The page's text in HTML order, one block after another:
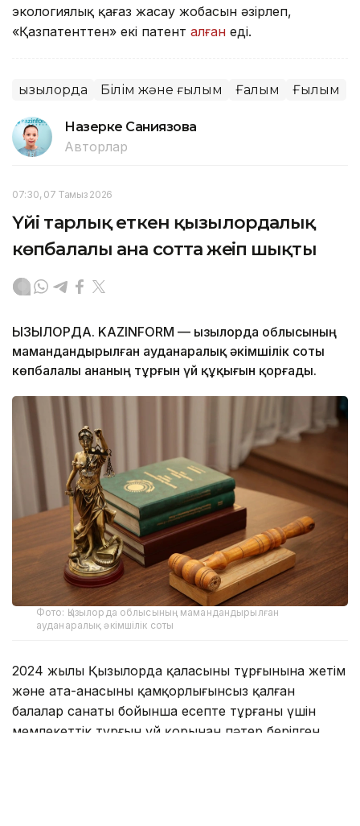
экологиялық қағаз жасау жобасын әзірлеп,
«Қазпатенттен» екі патент алған еді.
Қызылорда Білім және ғылым Ғалым Ғылым
Назерке Саниязова
Авторлар
07:30, 07 Тамыз 2026
Үйі тарлық еткен қызылордалық
көпбалалы ана сотта жеңіп шықты
ҚЫЗЫЛОРДА. KAZINFORM — Қызылорда облысының
мамандандырылған ауданаралық әкімшілік соты
көпбалалы ананың тұрғын үй құқығын қорғады.
Фото: Қызылорда облысының мамандандырылған
ауданаралық әкімшілік соты
2024 жылы Қызылорда қаласының тұрғынына жетім
және ата-анасының қамқорлығынсыз қалған
балалар санаты бойынша есепте тұрғаны үшін
мемлекеттік тұрғын үй қорынан пәтер берілген.